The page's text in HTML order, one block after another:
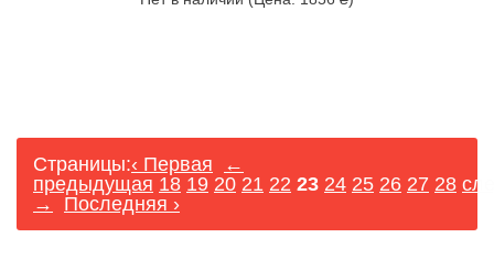
Страницы:‹ Первая
←
предыдущая 18 19 20 21 22 23 24 25 26 27 28
→
Последняя ›